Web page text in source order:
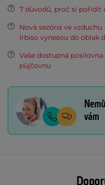
7 důvodů, proč si pořídit
Nová sezóna ve
Irbiso vynesou do oblak
Vaše dostupná
půjčovnu
vám